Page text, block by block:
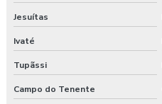
Jesuítas
Ivaté
Tupãssi
Campo do Tenente